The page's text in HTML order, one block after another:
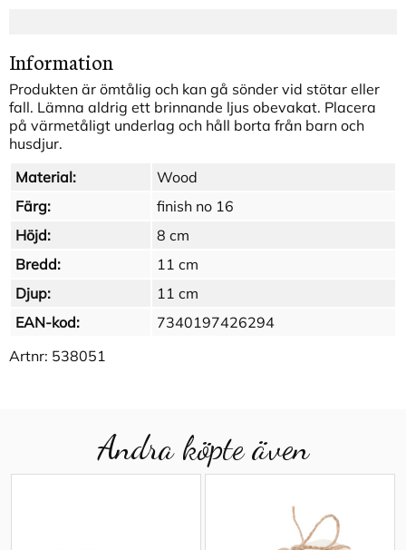
Information
Produkten är ömtålig och kan gå sönder vid stötar eller
fall. Lämna aldrig ett brinnande ljus obevakat. Placera
på värmetåligt underlag och håll borta från barn och
husdjur.
Material:
Wood
Färg:
finish no 16
Höjd:
8 cm
Bredd:
11 cm
Djup:
11 cm
EAN-kod:
7340197426294
Artnr: 538051
Andra köpte även